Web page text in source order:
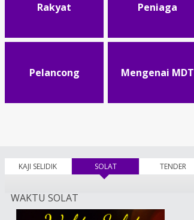
Rakyat Peniaga
Pelancong Mengenai MDT
KAJI SELIDIK SOLAT(tab aktif) TENDER
WAKTU SOLAT